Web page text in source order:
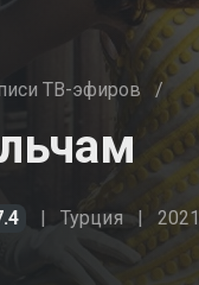
ТВ-эфиров /
Турция 2021